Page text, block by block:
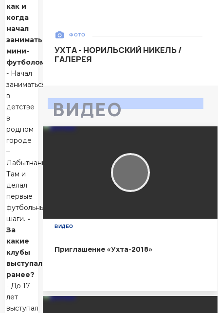
как и
когда
начал
заниматься
мини-
футболом?
- Начал
заниматься
в
детстве
в
родном
городе
–
Лабытнанги.
Там и
делал
первые
футбольные
шаги. -
За
какие
клубы
выступал
ранее?
- До 17
лет
выступал
03 Июня 2026 , 17:00 (МСК)
«Центральный». Тюмень
Ухта
Ухта 6
БЕТСИТИ Суперлига, Финал
Тюмень
ФОТО
УХТА - НОРИЛЬСКИЙ НИКЕЛЬ /
ГАЛЕРЕЯ
ВИДЕО
ВИДЕО
Приглашение «Ухта-2018»